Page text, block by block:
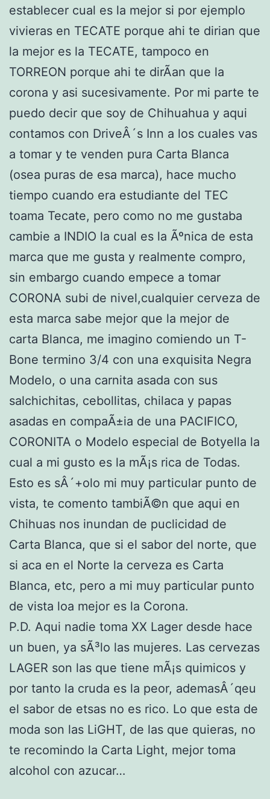
establecer cual es la mejor si por ejemplo
vivieras en TECATE porque ahi te dirian que
la mejor es la TECATE, tampoco en
TORREON porque ahi te dirÃ­an que la
corona y asi sucesivamente. Por mi parte te
puedo decir que soy de Chihuahua y aqui
contamos con DriveÂ´s Inn a los cuales vas
a tomar y te venden pura Carta Blanca
(osea puras de esa marca), hace mucho
tiempo cuando era estudiante del TEC
toama Tecate, pero como no me gustaba
cambie a INDIO la cual es la Ãºnica de esta
marca que me gusta y realmente compro,
sin embargo cuando empece a tomar
CORONA subi de nivel,cualquier cerveza de
esta marca sabe mejor que la mejor de
carta Blanca, me imagino comiendo un T-
Bone termino 3/4 con una exquisita Negra
Modelo, o una carnita asada con sus
salchichitas, cebollitas, chilaca y papas
asadas en compaÃ±ia de una PACIFICO,
CORONITA o Modelo especial de Botyella la
cual a mi gusto es la mÃ¡s rica de Todas.
Esto es sÂ´+olo mi muy particular punto de
vista, te comento tambiÃ©n que aqui en
Chihuas nos inundan de puclicidad de
Carta Blanca, que si el sabor del norte, que
si aca en el Norte la cerveza es Carta
Blanca, etc, pero a mi muy particular punto
de vista loa mejor es la Corona.
P.D. Aqui nadie toma XX Lager desde hace
un buen, ya sÃ³lo las mujeres. Las cervezas
LAGER son las que tiene mÃ¡s quimicos y
por tanto la cruda es la peor, ademasÂ´qeu
el sabor de etsas no es rico. Lo que esta de
moda son las LiGHT, de las que quieras, no
te recomindo la Carta Light, mejor toma
alcohol con azucar…